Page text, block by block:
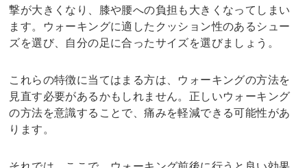
撃が大きくなり、膝や腰への負担も大きくなってしまい
ます。ウォーキングに適したクッション性のあるシュー
ズを選び、自分の足に合ったサイズを選びましょう。
これらの特徴に当てはまる方は、ウォーキングの方法を
見直す必要があるかもしれません。正しいウォーキング
の方法を意識することで、痛みを軽減できる可能性があ
ります。